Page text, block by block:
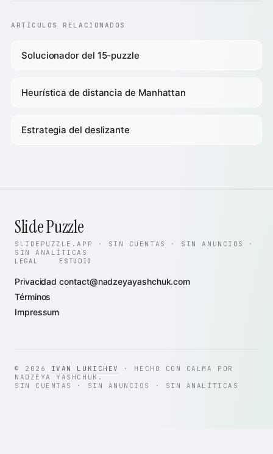
ARTÍCULOS RELACIONADOS
Solucionador del 15-puzzle
Heurística de distancia de Manhattan
Estrategia del deslizante
Slide Puzzle
SLIDEPUZZLE.APP · SIN CUENTAS · SIN ANUNCIOS ·
SIN ANALÍTICAS
LEGAL
Privacidad
Términos
Impressum
ESTUDIO
contact@nadzeyayashchuk.com
© 2026 IVAN LUKICHEV
· HECHO CON CALMA POR
NADZEYA YASHCHUK.
SIN CUENTAS · SIN ANUNCIOS · SIN ANALÍTICAS